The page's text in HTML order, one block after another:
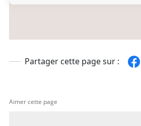
Partager cette page sur :
Aimer cette page